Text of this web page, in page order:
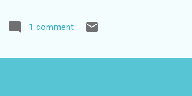
उदाहरण है, जिसके माध्यम से हम पाठ, ध्वनि और चित्र
1 comment